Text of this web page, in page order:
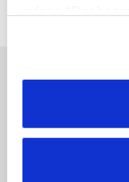
son
por tanto no se
más
Gestiones